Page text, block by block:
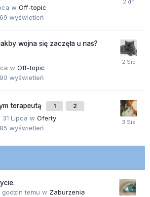
w Off-topic
wyświetleń
wojna się zaczęła u nas?
w Off-topic
wyświetleń
terapeutą 1 2
31 Lipca w Oferty
wyświetleń
godzin temu w Zaburzenia